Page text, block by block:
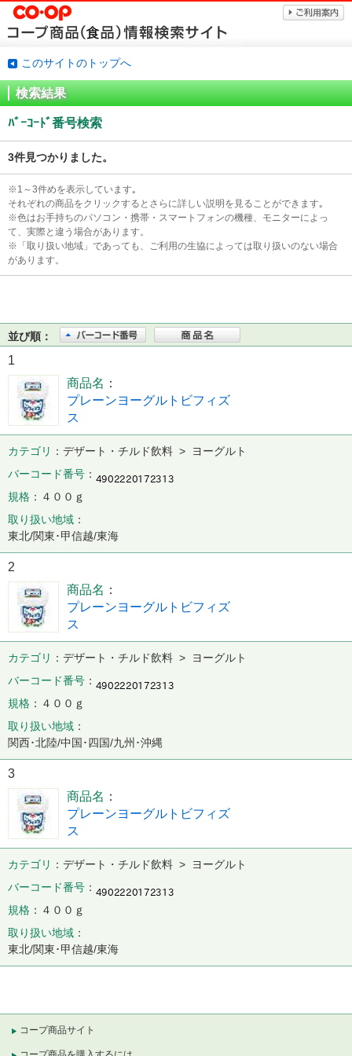
このサイトのトップへ
検索結果
ﾊﾞｰｺｰﾄﾞ番号検索
3件見つかりました。
※1～3件めを表示しています｡
それぞれの商品をクリックするとさらに詳しい説明を見ることができます｡
※色はお手持ちのパソコン・携帯・スマートフォンの機種、モニターによっ
て、実際と違う場合があります。
※「取り扱い地域」であっても、ご利用の生協によっては取り扱いのない場合
があります。
並び順：
1
商品名
プレーンヨーグルトビフィズ
ス
カテゴリ
デザート・チルド飲料 > ヨーグルト
バーコード番号
規格
４００ｇ
取り扱い地域
東北/関東･甲信越/東海
2
商品名
プレーンヨーグルトビフィズ
ス
カテゴリ
デザート・チルド飲料 > ヨーグルト
バーコード番号
規格
４００ｇ
取り扱い地域
関西･北陸/中国･四国/九州･沖縄
3
商品名
プレーンヨーグルトビフィズ
ス
カテゴリ
デザート・チルド飲料 > ヨーグルト
バーコード番号
規格
４００ｇ
取り扱い地域
東北/関東･甲信越/東海
コープ商品サイト